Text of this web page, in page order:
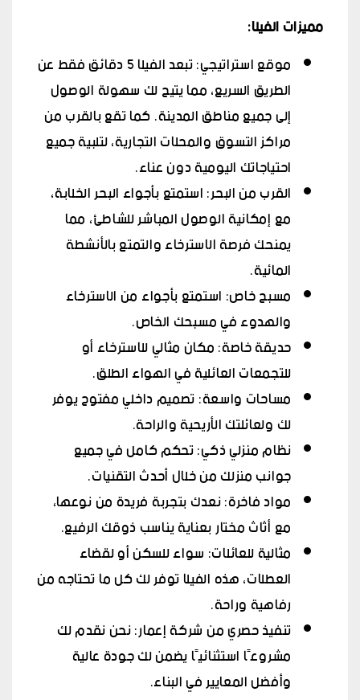
مميزات الفيلا:
موقع استراتيجي: تبعد الفيلا 5 دقائق فقط عن
الطريق السريع، مما يتيح لك سهولة الوصول
إلى جميع مناطق المدينة. كما تقع بالقرب من
مراكز التسوق والمحلات التجارية، لتلبية جميع
احتياجاتك اليومية دون عناء.
القرب من البحر: استمتع بأجواء البحر الخلابة،
مع إمكانية الوصول المباشر للشاطئ، مما
يمنحك فرصة الاسترخاء والتمتع بالأنشطة
المائية.
مسبح خاص: استمتع بأجواء من الاسترخاء
والهدوء في مسبحك الخاص.
حديقة خاصة: مكان مثالي للاسترخاء أو
للتجمعات العائلية في الهواء الطلق.
مساحات واسعة: تصميم داخلي مفتوح يوفر
لك ولعائلتك الأريحية والراحة.
نظام منزلي ذكي: تحكم كامل في جميع
جوانب منزلك من خلال أحدث التقنيات.
مواد فاخرة: نعدك بتجربة فريدة من نوعها،
مع أثاث مختار بعناية يناسب ذوقك الرفيع.
مثالية للعائلات: سواء للسكن أو لقضاء
العطلات، هذه الفيلا توفر لك كل ما تحتاجه من
رفاهية وراحة.
تنفيذ حصري من شركة إعمار: نحن نقدم لك
مشروعًا استثنائيًا يضمن لك جودة عالية
وأفضل المعايير في البناء.